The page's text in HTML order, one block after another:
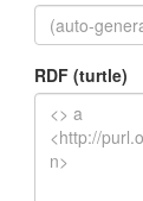
RDF (turtle)